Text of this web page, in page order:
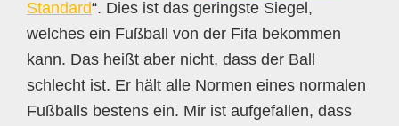
Standard“. Dies ist das geringste Siegel,
welches ein Fußball von der Fifa bekommen
kann. Das heißt aber nicht, dass der Ball
schlecht ist. Er hält alle Normen eines normalen
Fußballs bestens ein. Mir ist aufgefallen, dass